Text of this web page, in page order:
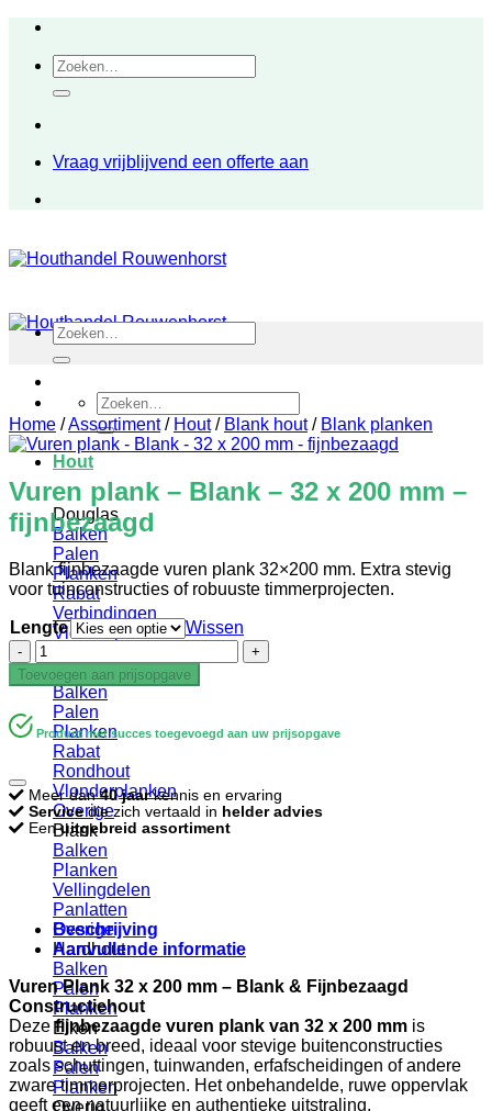
inhoudZoeken
naar:
Vraag vrijblijvend een offerte aan
Zoeken
naar:
Hout
Douglas
Balken
Palen
Planken
Rabat
Verbindingen
Vlonderplanken
Geïmpregneerd
Balken
Palen
Planken
Rabat
Rondhout
Vlonderplanken
Overige
Blank
Balken
Planken
Vellingdelen
Panlatten
Overige
Hardhout
Balken
Palen
Planken
Eiken
Balken
Palen
Planken
Overig
Zoeken
naar:
Home /Assortiment / Hout / Blank hout / Blank planken
Vuren plank – Blank – 32 x 200 mm –
fijnbezaagd
Blank fijnbezaagde vuren plank 32×200 mm. Extra stevig
voor tuinconstructies of robuuste timmerprojecten.
Lengte
Wissen
Vuren
plank
-
Blank
-
200
mm
-
fijnbezaagd
aantal
Toevoegen aan prijsopgave
Product met succes toegevoegd aan uw prijsopgave
Meer dan40 jaarkennis en ervaring
Servicedie zich vertaald in helder advies
Eenuitgebreid assortiment
Beschrijving
Aanvullende informatie
Vuren Plank 32 x 200 mm – Blank & Fijnbezaagd
Constructiehout
Dezefijnbezaagde vuren plank van 32 x 200 mm is
robuust en breed, ideaal voor stevige buitenconstructies
zoals schuttingen, tuinwanden, erfafscheidingen of andere
zware timmerprojecten. Het onbehandelde, ruwe oppervlak
geeft een natuurlijke en authentieke uitstraling.